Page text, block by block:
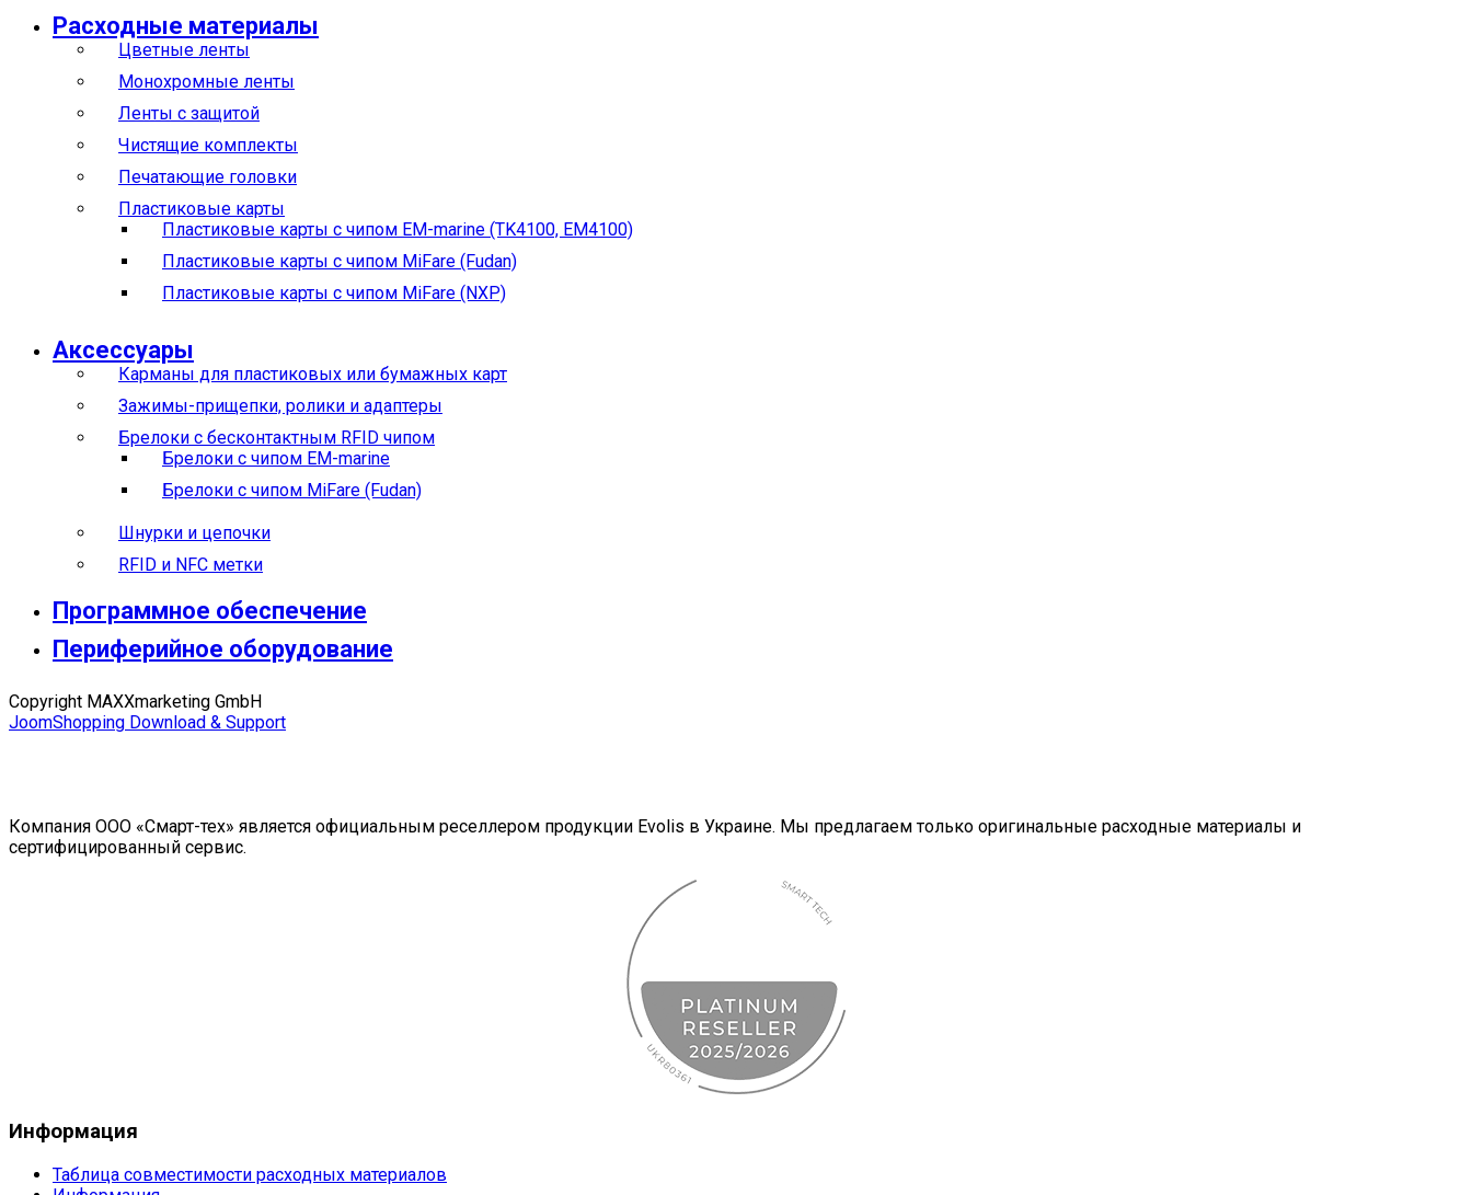
Расходные материалы
Цветные ленты
Монохромные ленты
Ленты с защитой
Чистящие комплекты
Печатающие головки
Пластиковые карты
Пластиковые карты с чипом EM-marine (TK4100, EM4100)
Пластиковые карты с чипом MiFare (Fudan)
Пластиковые карты с чипом MiFare (NXP)
Аксессуары
Карманы для пластиковых или бумажных карт
Зажимы-прищепки, ролики и адаптеры
Брелоки с бесконтактным RFID чипом
Брелоки с чипом EM-marine
Брелоки с чипом MiFare (Fudan)
Шнурки и цепочки
RFID и NFC метки
Программное обеспечение
Периферийное оборудование
Copyright MAXXmarketing GmbH
JoomShopping Download & Support
Компания ООО «Смарт-тех» является официальным реселлером продукции Evolis в Украине. Мы предлагаем только оригинальные расходные материалы и
сертифицированный сервис.
Информация
Таблица совместимости расходных материалов